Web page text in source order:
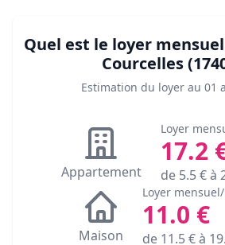
Quel est le loyer
Courcelles
Estimation du loyer au 01
Appartement
Loyer
17.2
de 5.5€ à
Maison
Loyer
11.0 €
de 11.5€ à